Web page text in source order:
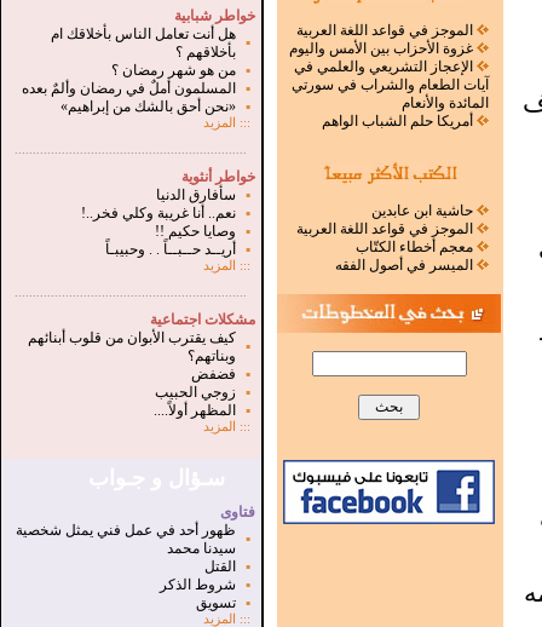
خواطر شبابية
▪
هل أنت تعامل الناس بأخلاقك ام
بأخلاقهم ؟
▪
من هو شهر رمضان ؟
▪
المسلمون أملٌ في رمضان وألمٌ بعده
▪
«نحن أحق بالشك من إبراهيم»
:::
المزيد
خواطر أنثوية
▪
سأفارق الدنيا
▪
نعم.. أنا غريبة وكلي فخر..!
▪
وصايا حكيم !!
▪
أريــد حــبــاً . . وحبيبـاً
:::
المزيد
مشكلات اجتماعية
▪
كيف يقترب الأبوان من قلوب أبنائهم
وبناتهم؟
▪
فضفض
▪
زوجي الحبيب
▪
المظهر أولاً....
::: المزيد
فتاوى
▪
ظهور أحد في عمل فني يمثل شخصية
سيدنا محمد
▪
القتل
▪
شروط الذكر
▪
تسويق
:::
المزيد
الموجز في قواعد اللغة العربية
غزوة الأحزاب بين الأمس واليوم
الإعجاز التشريعي والعلمي في
آيات الطعام والشراب في سورتي
المائدة والأنعام
أمريكا حلم الشباب الواهم
حاشية ابن عابدين
الموجز في قواعد اللغة العربية
معجم أخطاء الكتّاب
الميسر في أصول الفقه